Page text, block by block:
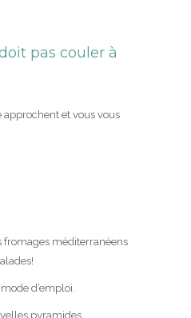
pas couler à
approchent et vous vous
fromages méditerranéens
d’emploi.
pyramides